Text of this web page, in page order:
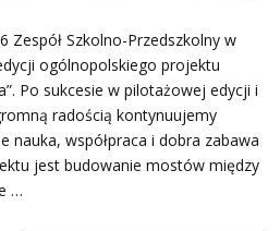
Zespół Szkolno-Przedszkolny w
ogólnopolskiego projektu
Po sukcesie w pilotażowej edycji i
radością kontynuujemy
nauka, współpraca i dobra zabawa
jest budowanie mostów między
…